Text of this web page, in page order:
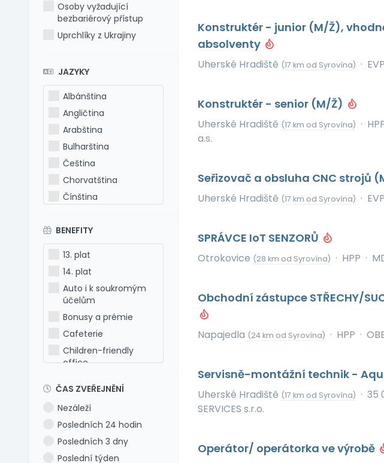
Osoby vyžadující
bezbariérový přístup
Uprchlíky z Ukrajiny
JAZYKY
Albánština
Angličtina
Arabština
Bulharština
Čeština
Chorvatština
Čínština
Francouzština
Hebrejština
Holandština
Italština
Japonština
Latina
Litevština
Lotyšština
Maďarština
Makedonština
Polština
Portugalština
Rumunština
BENEFITY
13. plat
14. plat
Auto i k soukromým
účelům
Bonusy a prémie
Cafeterie
Children-friendly
office
Dovolená 6 týdnů
Dovolená navíc
Firemní akce
ČAS ZVEŘEJNĚNÍ
Nezáleží
Posledních 24 hodin
Posledních 3 dny
Poslední týden
Konstruktér - junior (M/Ž),
absolventy
Uherské Hradiště (17 km od Syrovína) ·
Konstruktér - senior (M/Ž)
Uherské Hradiště (17 km od Syrovína) ·
a.s.
Seřizovač a obsluha CNC strojů
Uherské Hradiště (17 km od Syrovína) ·
SPRÁVCE IoT SENZORŮ
Otrokovice (28 km od Syrovína) · HPP ·
Obchodní zástupce STŘECHY/
Napajedla (24 km od Syrovína) · HPP ·
Servisně-montážní technik -
Uherské Hradiště (17 km od Syrovína) · 35
SERVICES s.r.o.
Operátor/ operátorka ve výrobě